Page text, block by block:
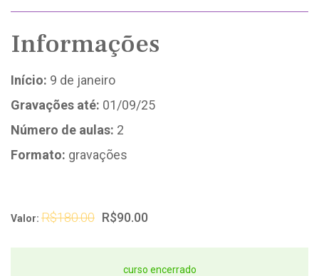
Informações
Início: 9 de janeiro
Gravações até: 01/09/25
Número de aulas: 2
Formato: gravações
Valor: R$180.00 R$90.00
curso encerrado